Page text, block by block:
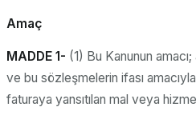
Amaç
MADDE 1- (1) Bu Kanunun
ve bu sözleşmelerin ifası
faturaya yansıtılan mal veya